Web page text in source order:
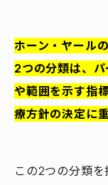
ホーン・ヤール
2つの分類は、
や範囲を示す指
療方針の決定に
この2つの分類